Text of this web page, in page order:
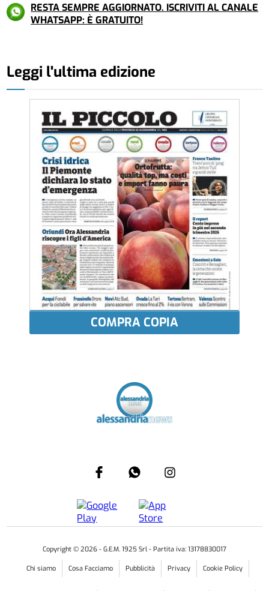
RESTA SEMPRE AGGIORNATO. ISCRIVITI AL CANALE
WHATSAPP: È GRATUITO!
Leggi l'ultima edizione
COMPRA COPIA
Copyright © 2026 - G.E.M. 1925 Srl - Partita iva: 13178830017
Chi siamo Cosa Facciamo Pubblicità Privacy Cookie Policy